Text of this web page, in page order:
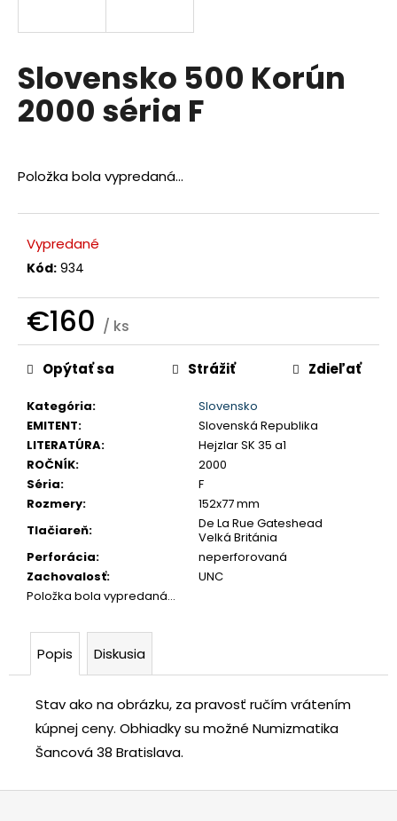
Slovensko 500 Korún
2000 séria F
Položka bola vypredaná…
Vypredané
Kód: 934
€160 / ks
Jednotková
cena:
Kategória:
Slovensko
EMITENT:
Slovenská Republika
LITERATÚRA:
Hejzlar SK 35 a1
ROČNÍK:
2000
Séria:
F
Rozmery:
152x77 mm
Tlačiareň:
De La Rue Gateshead
Velká Británia
Perforácia:
neperforovaná
Zachovalosť:
UNC
Položka bola vypredaná…
Opýtať sa Strážiť Zdieľať
Popis Diskusia
Stav ako na obrázku, za pravosť ručím vrátením
kúpnej ceny. Obhiadky su možné Numizmatika
Šancová 38 Bratislava.
s
ť
?
HĽADAŤ
O
d
p
o
č
a
m
e
PTOLEMAIOS
VI.
PHILOMETOR,
SALAMIS
€350
Z